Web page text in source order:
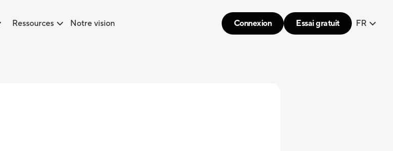
Ressources Notre vision Connexion Essai gratuit FR